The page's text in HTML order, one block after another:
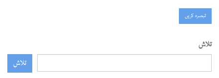
تلاش
تلاش